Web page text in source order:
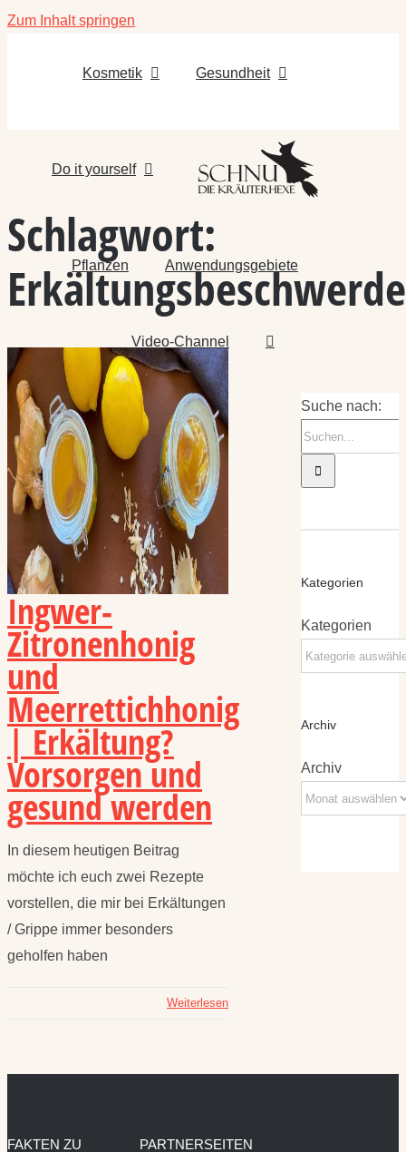
Zum Inhalt springen
Kosmetik Gesundheit
Do it yourself
Pflanzen Anwendungsgebiete
Video-Channel
Schlagwort:
Ingwer-
Zitronenhonig
und
Meerrettichhonig
| Erkältung?
Vorsorgen und
gesund werden
In diesem heutigen Beitrag
möchte ich euch zwei Rezepte
vorstellen, die mir bei Erkältungen
/ Grippe immer besonders
geholfen haben
Weiterlesen
Suche nach:
Kategorien
Kategorien
Archiv
Archiv
FAKTEN ZU
PARTNERSEITEN